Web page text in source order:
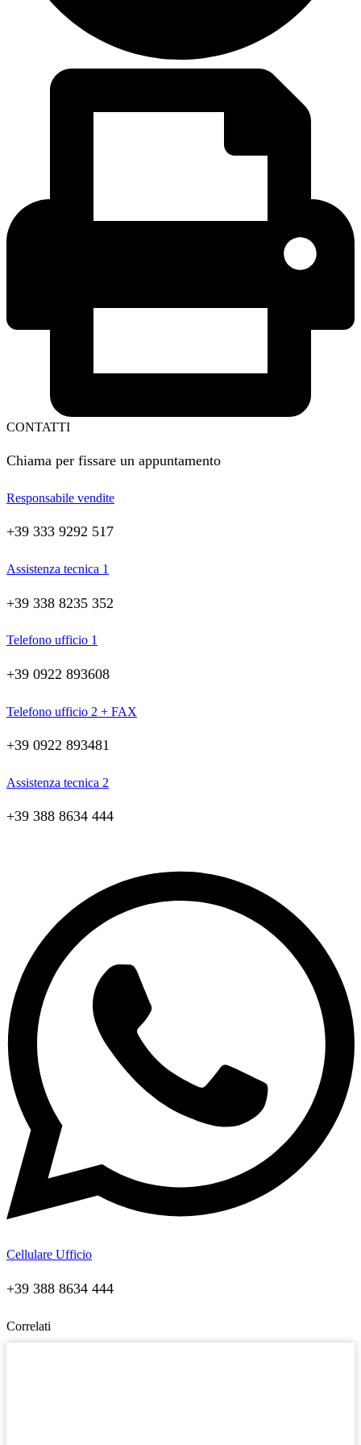
CONTATTI
Chiama per fissare un appuntamento
Responsabile vendite
+39 333 9292 517
Assistenza tecnica 1
+39 338 8235 352
Telefono ufficio 1
+39 0922 893608
Telefono ufficio 2 + FAX
+39 0922 893481
Assistenza tecnica 2
+39 388 8634 444
Cellulare Ufficio
+39 388 8634 444
Correlati